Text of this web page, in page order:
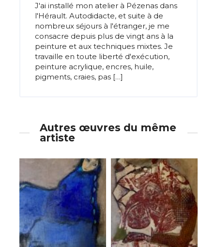
J'ai installé mon atelier à Pézenas dans
l'Hérault. Autodidacte, et suite à de
nombreux séjours à l'étranger, je me
consacre depuis plus de vingt ans à la
peinture et aux techniques mixtes. Je
travaille en toute liberté d'exécution,
peinture acrylique, encres, huile,
pigments, craies, pas […]
Autres œuvres du même
artiste